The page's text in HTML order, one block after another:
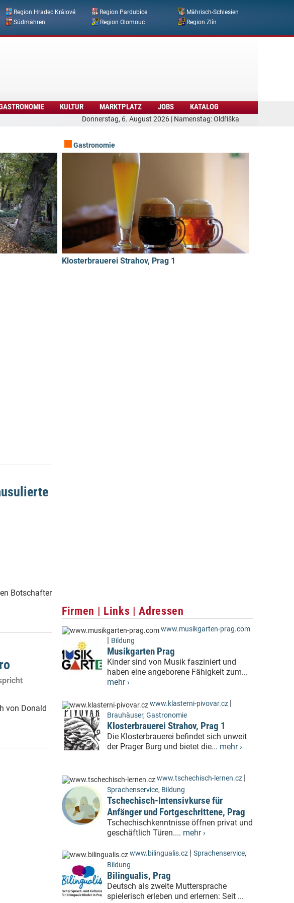
Region Hradec Králové Region Pardubice
Mährisch-Schlesien
Südmähren Region Olomouc Region Zlín
Donnerstag, 6. August 2026 | Namenstag: Oldřiška
KULTUR MARKTPLATZ JOBS KATALOG
Gastronomie
Klosterbrauerei Strahov, Prag 1
Botschafter
von Donald
Firmen | Links | Adressen
www.musikgarten-prag.com
| Bildung
Musikgarten Prag
Kinder sind von Musik fasziniert und
haben eine angeborene Fähigkeit zum...
mehr ›
www.klasterni-pivovar.cz |
Brauhäuser, Gastronomie
Klosterbrauerei Strahov, Prag 1
Die Klosterbrauerei befindet sich unweit
der Prager Burg und bietet die... mehr ›
www.tschechisch-lernen.cz |
Sprachenservice, Bildung
Tschechisch-Intensivkurse für
Anfänger und Fortgeschrittene, Prag
Tschechischkenntnisse öffnen privat und
geschäftlich Türen.... mehr ›
www.bilingualis.cz | Sprachenservice,
Bildung
Bilingualis, Prag
Deutsch als zweite Muttersprache
spielerisch erleben und erlernen: Seit ...